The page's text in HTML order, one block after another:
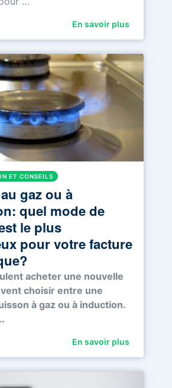
En savoir plus
ET CONSEILS
gaz ou à
quel mode de
le plus
pour votre facture
acheter une nouvelle
choisir entre une
à gaz ou à induction.
En savoir plus